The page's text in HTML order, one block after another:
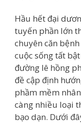
Hầu hết đại
tuyến phần lớn
chuyên căn
cuộc sống tất
đường lê hồng
đề cập định
phầm mềm
càng nhiều loại
bạo dạn. Dưới